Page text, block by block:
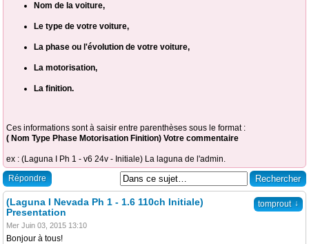
Nom de la voiture,
Le type de votre voiture,
La phase ou l'évolution de votre voiture,
La motorisation,
La finition.
Ces informations sont à saisir entre parenthèses sous le format :
( Nom Type Phase Motorisation Finition) Votre commentaire
ex : (Laguna I Ph 1 - v6 24v - Initiale) La laguna de l'admin.
Répondre
tomprout ↓
(Laguna I Nevada Ph 1 - 1.6 110ch Initiale)
Presentation
Mer Juin 03, 2015 13:10
Bonjour à tous!